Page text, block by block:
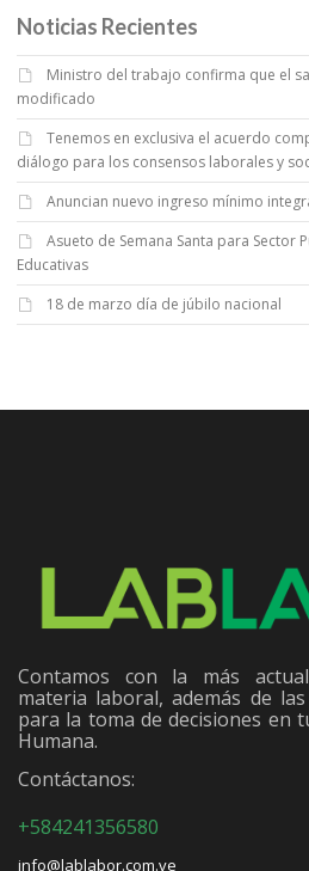
Noticias Recientes
Ministro del trabajo confirma que el
modificado
Tenemos en exclusiva el acuerdo
diálogo para los consensos laborales y
Anuncian nuevo ingreso mínimo
Asueto de Semana Santa para Sector
Educativas
18 de marzo día de júbilo nacional
Contamos con la más
materia laboral, además de
para la toma de decisiones en
Humana.
Contáctanos:
+584241356580
info@lablabor.com.ve